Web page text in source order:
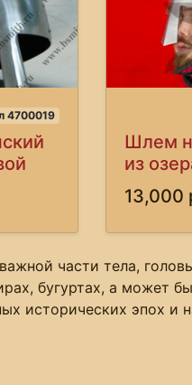
4700019
Шлем
из
13,000
части тела,
бугуртах, а может
исторических эпох и